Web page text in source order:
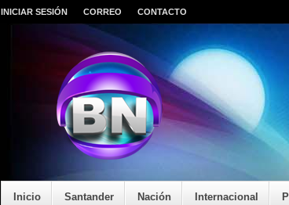
INICIAR SESIÓN CORREO CONTACTO
Inicio Santander Nación Internacional